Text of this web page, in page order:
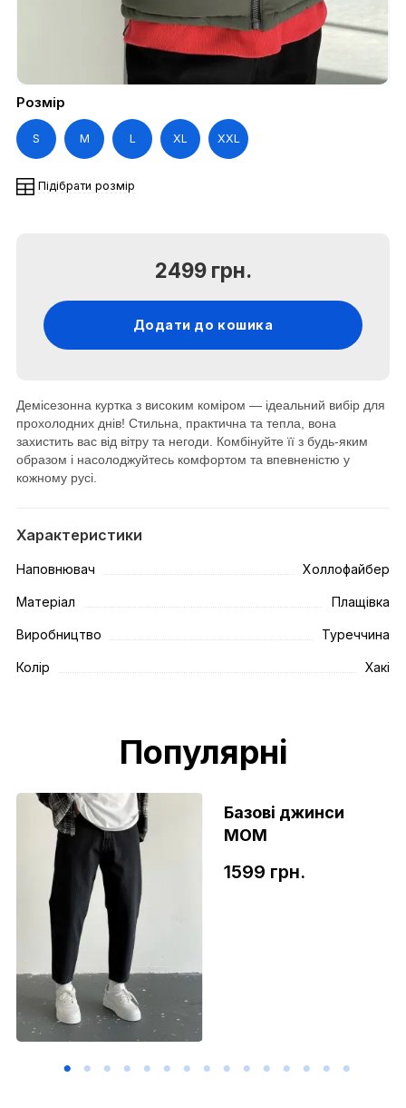
Розмір
S M L XL XXL
Підібрати розмір
2499 грн.
Додати до кошика
Демісезонна куртка з високим коміром — ідеальний вибір для
прохолодних днів! Стильна, практична та тепла, вона
захистить вас від вітру та негоди. Комбінуйте її з будь-яким
образом і насолоджуйтесь комфортом та впевненістю у
кожному русі.
Характеристики
Наповнювач Холлофайбер
Матеріал Плащівка
Виробництво Туреччина
Колір Хакі
Популярні
Базові джинси
МОМ
1599 грн.